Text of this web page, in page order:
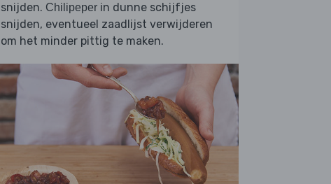
snijden. Chilipeper in dunne schijfjes
snijden, eventueel zaadlijst verwijderen
om het minder pittig te maken.